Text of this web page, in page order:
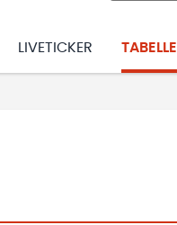
LIVETICKER TABELLE